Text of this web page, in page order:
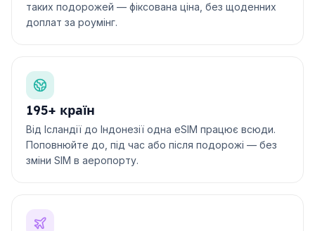
таких подорожей — фіксована ціна, без щоденних
доплат за роумінг.
195+ країн
Від Ісландії до Індонезії одна eSIM працює всюди.
Поповнюйте до, під час або після подорожі — без
зміни SIM в аеропорту.